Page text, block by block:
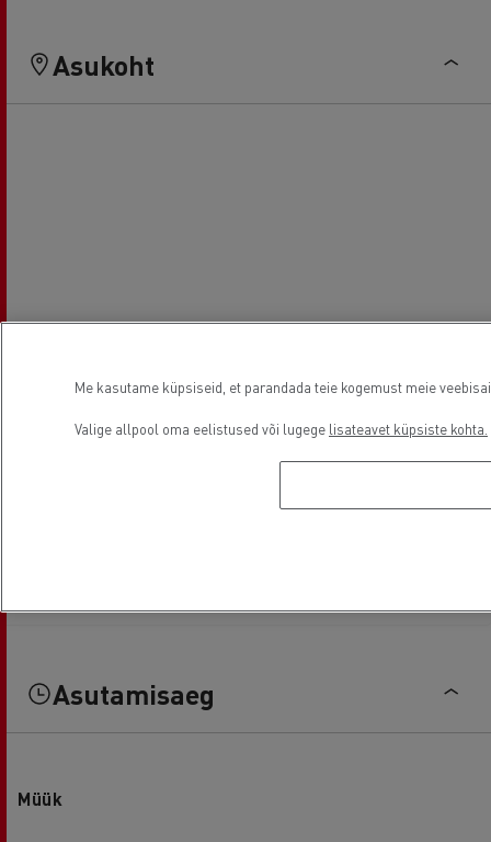
Asukoht
Asutamisaeg
Müük
Me kasutame küpsiseid, et parandada teie kogemust meie
Valige allpool oma eelistused või lugege lisateavet küpsiste kohta.